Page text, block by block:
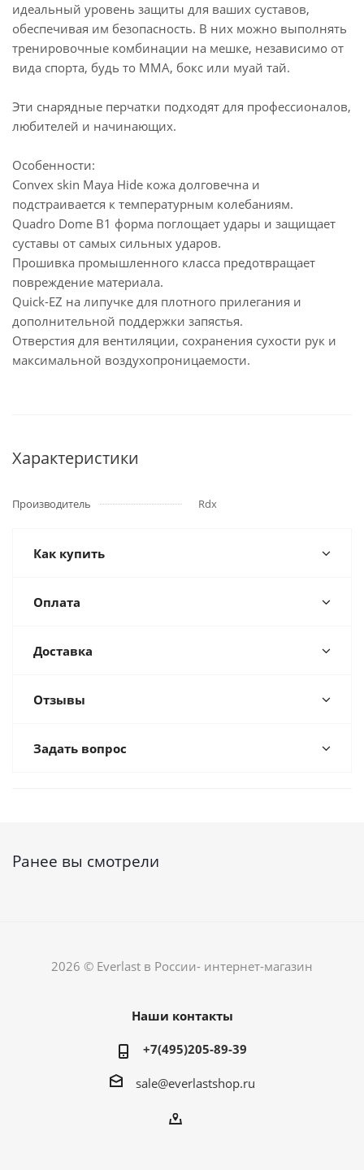
идеальный уровень защиты для ваших суставов,
обеспечивая им безопасность. В них можно выполнять
тренировочные комбинации на мешке, независимо от
вида спорта, будь то ММА, бокс или муай тай.
Эти снарядные перчатки подходят для профессионалов,
любителей и начинающих.
Особенности:
Convex skin Maya Hide кожа долговечна и
подстраивается к температурным колебаниям.
Quadro Dome B1 форма поглощает удары и защищает
суставы от самых сильных ударов.
Прошивка промышленного класса предотвращает
повреждение материала.
Quick-EZ на липучке для плотного прилегания и
дополнительной поддержки запястья.
Отверстия для вентиляции, сохранения сухости рук и
максимальной воздухопроницаемости.
Характеристики
Производитель Rdx
Как купить
Оплата
Доставка
Отзывы
Задать вопрос
Ранее вы смотрели
2026 © Everlast в России- интернет-магазин
Наши контакты
+7(495)205-89-39
sale@everlastshop.ru